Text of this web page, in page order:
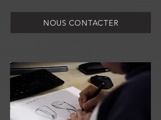
NOUS CONTACTER